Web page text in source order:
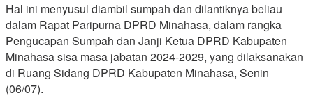
Hal ini menyusul diambil sumpah dan dilantiknya beliau
dalam Rapat Paripurna DPRD Minahasa, dalam rangka
Pengucapan Sumpah dan Janji Ketua DPRD Kabupaten
Minahasa sisa masa jabatan 2024-2029, yang dilaksanakan
di Ruang Sidang DPRD Kabupaten Minahasa, Senin
(06/07).